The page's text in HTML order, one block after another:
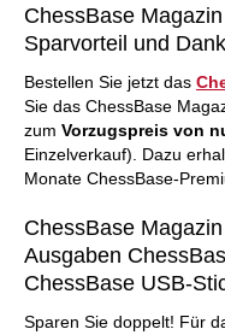
ChessBase
Sparvorteil und
Bestellen Sie jetzt das
Sie das ChessBase
zum Vorzugspreis von
Einzelverkauf). Dazu
Monate ChessBase-
ChessBase
Ausgaben
ChessBase USB-
Sparen Sie doppelt! Für